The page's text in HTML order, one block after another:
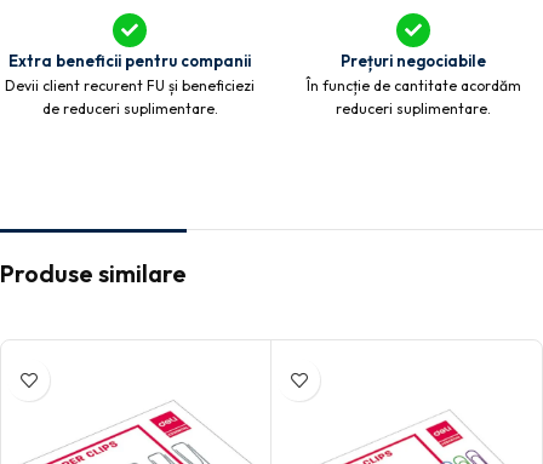
Extra beneficii pentru companii
Devii client recurent FU și beneficiezi
de reduceri suplimentare.
Prețuri negociabile
În funcție de cantitate acordăm
reduceri suplimentare.
Produse similare